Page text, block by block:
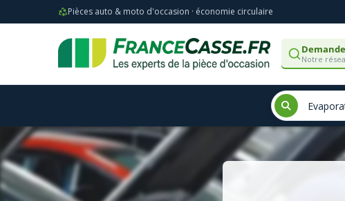
Pièces auto & moto d'occasion · économie circulaire
Notre